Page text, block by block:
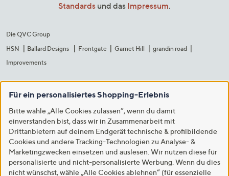
Standards und das Impressum.
Die QVC Group
HSN
Ballard Designs Frontgate Garnet Hill
grandin road
Improvements
Für ein personalisiertes Shopping-Erlebnis
Bitte wähle „Alle Cookies zulassen“, wenn du damit
einverstanden bist, dass wir in Zusammenarbeit mit
Drittanbietern auf deinem Endgerät technische & profilbildende
Cookies und andere Tracking-Technologien zu Analyse- &
Marketingzwecken einsetzen und auslesen. Wir nutzen diese für
personalisierte und nicht-personalisierte Werbung. Wenn du dies
nicht wünschst, wähle „Alle Cookies ablehnen“ (für essenzielle